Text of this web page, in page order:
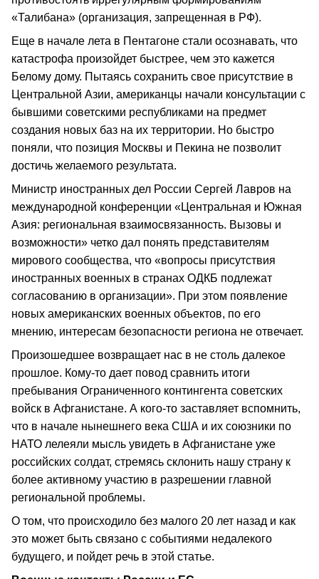
«Талибана» (организация, запрещенная в РФ).
Еще в начале лета в Пентагоне стали осознавать, что
катастрофа произойдет быстрее, чем это кажется
Белому дому. Пытаясь сохранить свое присутствие в
Центральной Азии, американцы начали консультации с
бывшими советскими республиками на предмет
создания новых баз на их территории. Но быстро
поняли, что позиция Москвы и Пекина не позволит
достичь желаемого результата.
Министр иностранных дел России Сергей Лавров на
международной конференции «Центральная и Южная
Азия: региональная взаимосвязанность. Вызовы и
возможности» четко дал понять представителям
мирового сообщества, что «вопросы присутствия
иностранных военных в странах ОДКБ подлежат
согласованию в организации». При этом появление
новых американских военных объектов, по его
мнению, интересам безопасности региона не отвечает.
Произошедшее возвращает нас в не столь далекое
прошлое. Кому-то дает повод сравнить итоги
пребывания Ограниченного контингента советских
войск в Афганистане. А кого-то заставляет вспомнить,
что в начале нынешнего века США и их союзники по
НАТО лелеяли мысль увидеть в Афганистане уже
российских солдат, стремясь склонить нашу страну к
более активному участию в разрешении главной
региональной проблемы.
О том, что происходило без малого 20 лет назад и как
это может быть связано с событиями недалекого
будущего, и пойдет речь в этой статье.